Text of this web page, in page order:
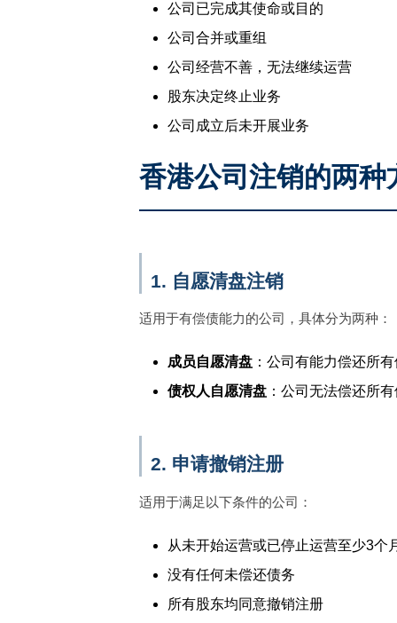
公司已完成其使命或目的
公司合并或重组
公司经营不善，无法继续运营
股东决定终止业务
公司成立后未开展业务
香港公司注销的两种
1. 自愿清盘注销
适用于有偿债能力的公司，具体分为两种：
成员自愿清盘 ：公司有能力偿还所
债权人自愿清盘 ：公司无法偿还所
2. 申请撤销注册
适用于满足以下条件的公司：
从未开始运营或已停止运营至少3个
没有任何未偿还债务
所有股东均同意撤销注册